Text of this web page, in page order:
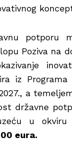
potporu
Poziva na
iz
a
državne
u okviru
eura.